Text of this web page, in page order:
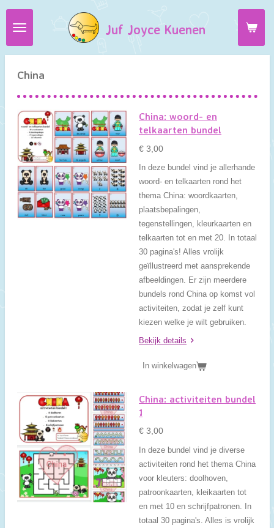
Ga
direct
de
hoofdinhoud
Juf Joyce Kuenen
China
China: woord- en
telkaarten bundel
€ 3,00
In deze bundel vind je allerhande
woord- en telkaarten rond het
thema China: woordkaarten,
plaatsbepalingen,
tegenstellingen, kleurkaarten en
telkaarten tot en met 20. In totaal
30 pagina's! Alles vrolijk
geïllustreerd met aansprekende
afbeeldingen. Er zijn meerdere
bundels rond China op komst vol
activiteiten, zodat je zelf kunt
kiezen welke je wilt gebruiken.
Bekijk details
In winkelwagen
China: activiteiten bundel
1
€ 3,00
In deze bundel vind je diverse
activiteiten rond het thema China
voor kleuters: doolhoven,
patroonkaarten, kleikaarten tot
en met 10 en schrijfpatronen. In
totaal 30 pagina's. Alles is vrolijk